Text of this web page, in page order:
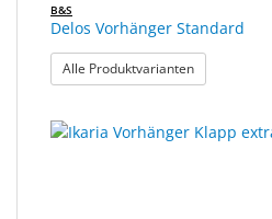
B&S
Delos Vorhänger Standard
Alle Produktvarianten: Delos